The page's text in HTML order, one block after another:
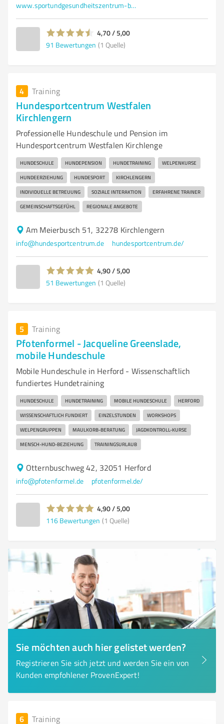
www.sportundgesundheitszentrum-brake.de/
4,70 / 5,00
91 Bewertungen (1 Quelle)
4 Training
Hundesportcentrum Westfalen
Kirchlengern
Professionelle Hundeschule und Pension im
Hundesportcentrum Westfalen Kirchlenge
HUNDESCHULE HUNDEPENSION HUNDETRAINING WELPENKURSE
HUNDEERZIEHUNG HUNDESPORT KIRCHLENGERN
INDIVIDUELLE BETREUUNG SOZIALE INTERAKTION ERFAHRENE TRAINER
GEMEINSCHAFTSGEFÜHL REGIONALE ANGEBOTE
Am Meierbusch 51, 32278 Kirchlengern
info@hundesportcentrum.de hundesportcentrum.de/
4,90 / 5,00
51 Bewertungen (1 Quelle)
5 Training
Pfotenformel - Jacqueline Greenslade,
mobile Hundeschule
Mobile Hundeschule in Herford - Wissenschaftlich
fundiertes Hundetraining
HUNDESCHULE HUNDETRAINING MOBILE HUNDESCHULE HERFORD
WISSENSCHAFTLICH FUNDIERT EINZELSTUNDEN WORKSHOPS
WELPENGRUPPEN MAULKORB-BERATUNG JAGDKONTROLL-KURSE
MENSCH-HUND-BEZIEHUNG TRAININGSURLAUB
Otternbuschweg 42, 32051 Herford
info@pfotenformel.de pfotenformel.de/
4,90 / 5,00
116 Bewertungen (1 Quelle)
Sie möchten auch hier gelistet werden?
Registrieren Sie sich jetzt und werden Sie ein von
Kunden empfohlener ProvenExpert!
6 Training